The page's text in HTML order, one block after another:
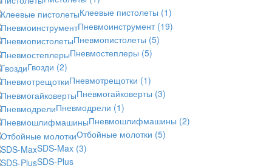
Клеевые пистолеты (1)
Пневмоинструмент (19)
Пневмопистолеты (5)
Пневмостеплеры (5)
Гвозди (2)
Пневмотрещотки (1)
Пневмогайковерты (3)
Пневмодрели (1)
Пневмошлифмашины (2)
Отбойные молотки (5)
SDS-Max (3)
SDS-Plus